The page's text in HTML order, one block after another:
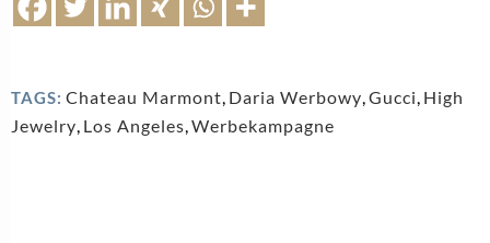
TAGS: Chateau Marmont, Daria Werbowy,Gucci, High
Jewelry, Los Angeles,Werbekampagne